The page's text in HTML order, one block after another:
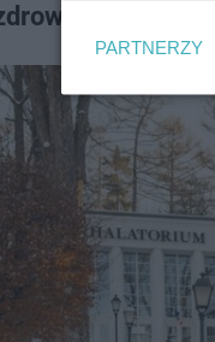
jest
PARTNERZY